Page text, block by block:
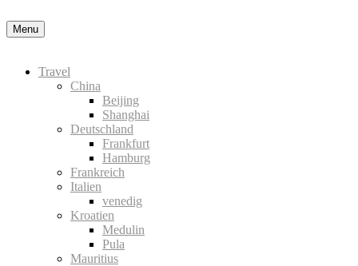
Menu
Travel
China
Beijing
Shanghai
Deutschland
Frankfurt
Hamburg
Frankreich
Italien
venedig
Kroatien
Medulin
Pula
Mauritius
der Datenschutzerklärung